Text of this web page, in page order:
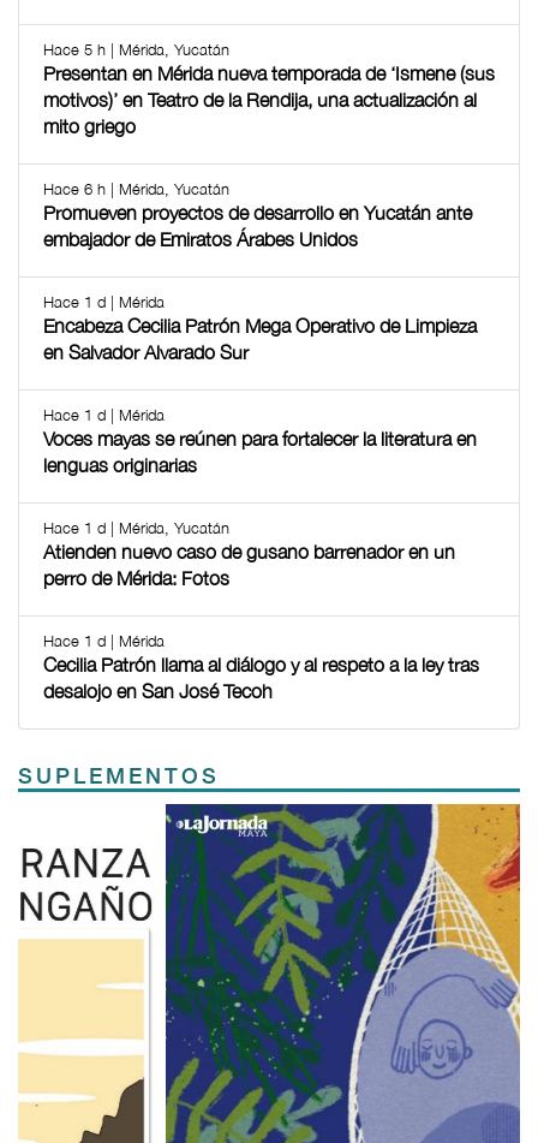
Hace 5 h | Mérida, Yucatán
Presentan en Mérida nueva temporada de ‘Ismene (sus
motivos)’ en Teatro de la Rendija, una actualización al
mito griego
Hace 6 h | Mérida, Yucatán
Promueven proyectos de desarrollo en Yucatán ante
embajador de Emiratos Árabes Unidos
Hace 1 d | Mérida
Encabeza Cecilia Patrón Mega Operativo de Limpieza
en Salvador Alvarado Sur
Hace 1 d | Mérida
Voces mayas se reúnen para fortalecer la literatura en
lenguas originarias
Hace 1 d | Mérida, Yucatán
Atienden nuevo caso de gusano barrenador en un
perro de Mérida: Fotos
Hace 1 d | Mérida
Cecilia Patrón llama al diálogo y al respeto a la ley tras
desalojo en San José Tecoh
SUPLEMENTOS